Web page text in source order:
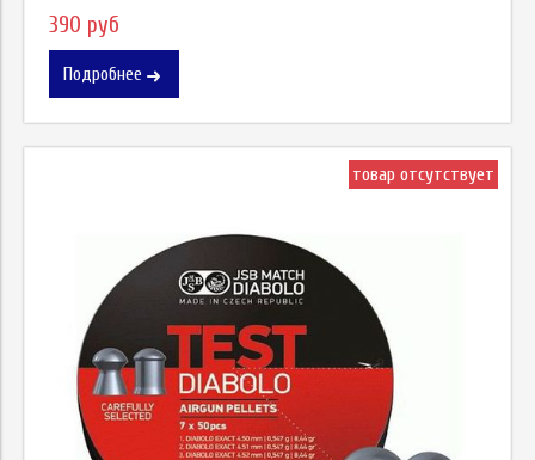
390 руб
Подробнее
товар отсутствует